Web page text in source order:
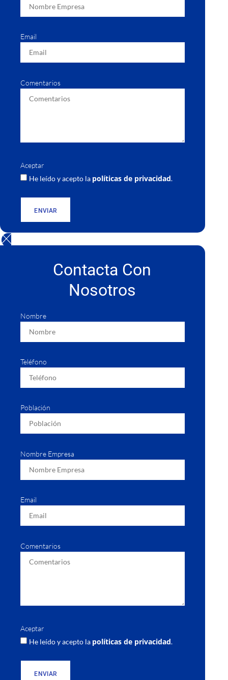
Email
Comentarios
Aceptar
He leído y acepto la políticas de privacidad.
ENVIAR
Contacta Con
Nosotros
Nombre
Teléfono
Población
Nombre Empresa
Email
Comentarios
Aceptar
He leído y acepto la políticas de privacidad.
ENVIAR